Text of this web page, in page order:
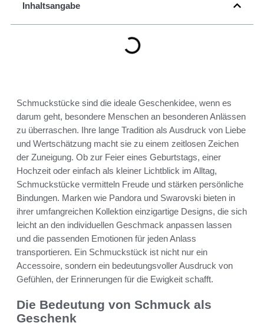
Inhaltsangabe
Schmuckstücke sind die ideale Geschenkidee, wenn es
darum geht, besondere Menschen an besonderen Anlässen
zu überraschen. Ihre lange Tradition als Ausdruck von Liebe
und Wertschätzung macht sie zu einem zeitlosen Zeichen
der Zuneigung. Ob zur Feier eines Geburtstags, einer
Hochzeit oder einfach als kleiner Lichtblick im Alltag,
Schmuckstücke vermitteln Freude und stärken persönliche
Bindungen. Marken wie Pandora und Swarovski bieten in
ihrer umfangreichen Kollektion einzigartige Designs, die sich
leicht an den individuellen Geschmack anpassen lassen
und die passenden Emotionen für jeden Anlass
transportieren. Ein Schmuckstück ist nicht nur ein
Accessoire, sondern ein bedeutungsvoller Ausdruck von
Gefühlen, der Erinnerungen für die Ewigkeit schafft.
Die Bedeutung von Schmuck als
Geschenk